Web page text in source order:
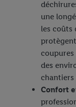
une
les coûts
coupures
des
chantiers
Confort